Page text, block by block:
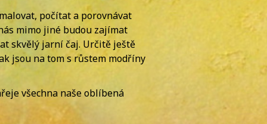
počítat a porovnávat
mimo jiné budou zajímat
skvělý jarní čaj. Určitě ještě
jsou na tom s růstem modříny
všechna naše oblíbená